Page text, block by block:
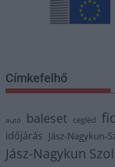
Címkefelhő
autó baleset cegléd
időjárás Jász-Nagykun-
Jász-Nagykun